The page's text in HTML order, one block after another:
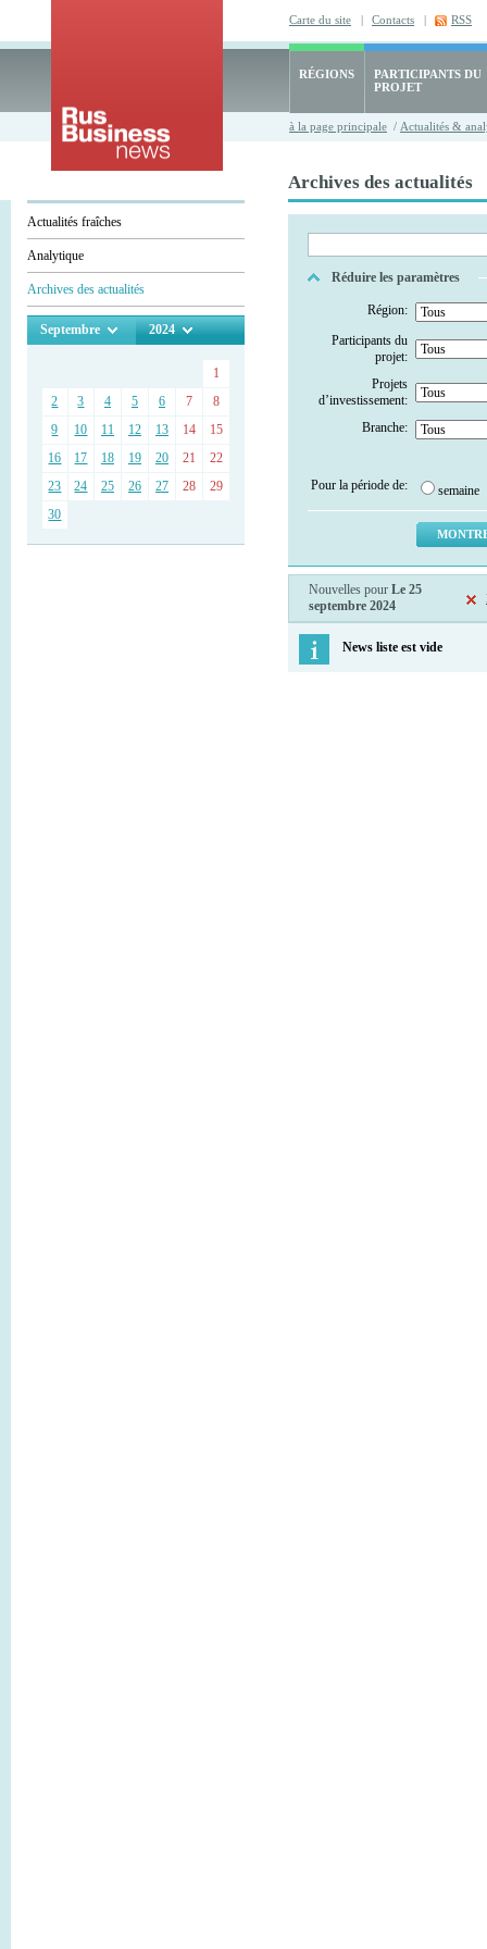
Carte du site | Contacts | RSS
RÉGIONS
PARTICIPANTS DU
PROJET
à la page principale / Actualités &
Actualités fraîches
Analytique
Archives des actualités
Septembre 2024
1
2
3 4 5 6 7
8
9
10 11 12 13 14
15
16
17 18 19 20 21
22
23
24 25 26 27 28
29
30
Archives des actualités
Réduire les paramètres
Région:
Participants du
projet:
Projets
d’investissement:
Branche:
Pour la période de: semaine
Nouvelles pour Le 25
septembre 2024
News liste est vide